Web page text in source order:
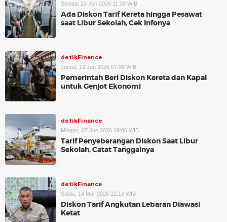
Selasa, 23 Jun 2026 11:30 WIB
Ada Diskon Tarif Kereta hingga Pesawat
saat Libur Sekolah, Cek Infonya
detikFinance
Jumat, 19 Jun 2026 07:00 WIB
Pemerintah Beri Diskon Kereta dan Kapal
untuk Genjot Ekonomi
detikFinance
Minggu, 07 Jun 2026 19:00 WIB
Tarif Penyeberangan Diskon Saat Libur
Sekolah, Catat Tanggalnya
detikFinance
Sabtu, 14 Mar 2026 12:16 WIB
Diskon Tarif Angkutan Lebaran Diawasi
Ketat